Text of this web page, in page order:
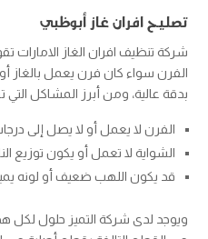
تصليح افران غاز أبوظبي
شركة تنظيف افران الغاز الامارات
الفرن سواء كان فرن يعمل بالغاز
بدقة عالية، ومن أبرز المشاكل التي
الفرن لا يعمل أو لا يصل إلى
الشواية لا تعمل أو يكون توزيع
قد يكون اللهب ضعيف أو لونه
ويوجد لدى شركة التميز حلول لكل